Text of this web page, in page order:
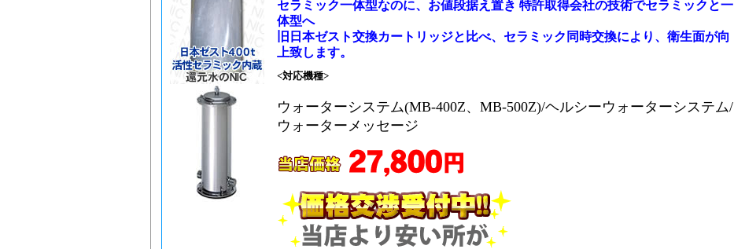
セラミック一体型なのに、お値段据え置き 特許取得会社の技術でセラミックと一
体型へ
旧日本ゼスト交換カートリッジと比べ、セラミック同時交換により、衛生面が向
上致します。
<対応機種>
ウォーターシステム(MB-400Z、MB-500Z)/ヘルシーウォーターシステム/
ウォーターメッセージ